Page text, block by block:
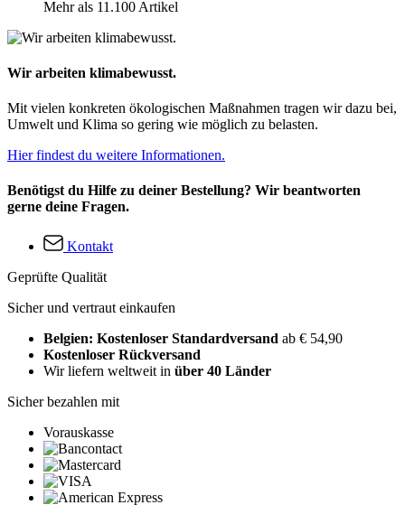
Mehr als 11.100 Artikel
Wir arbeiten klimabewusst.
Mit vielen konkreten ökologischen Maßnahmen tragen wir dazu bei,
Umwelt und Klima so gering wie möglich zu belasten.
Hier findest du weitere Informationen.
Benötigst du Hilfe zu deiner Bestellung? Wir beantworten
gerne deine Fragen.
Kontakt
Geprüfte Qualität
Sicher und vertraut einkaufen
Belgien: Kostenloser Standardversand ab € 54,90
Kostenloser Rückversand
Wir liefern weltweit in über 40 Länder
Sicher bezahlen mit
Vorauskasse